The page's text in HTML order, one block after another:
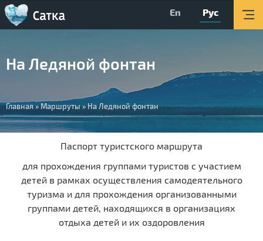
Об округе
Организации
Туризм
О Центре
Поиск
Версия для слабовидящих
En Рус
На Ледяной фонтан
Вы
здесь
Главная»Маршруты»На Ледяной фонтан
Паспорт туристского маршрута
для прохождения группами туристов с участием
детей в рамках осуществления самодеятельного
туризма и для прохождения организованными
группами детей, находящихся в организациях
отдыха детей и их оздоровления